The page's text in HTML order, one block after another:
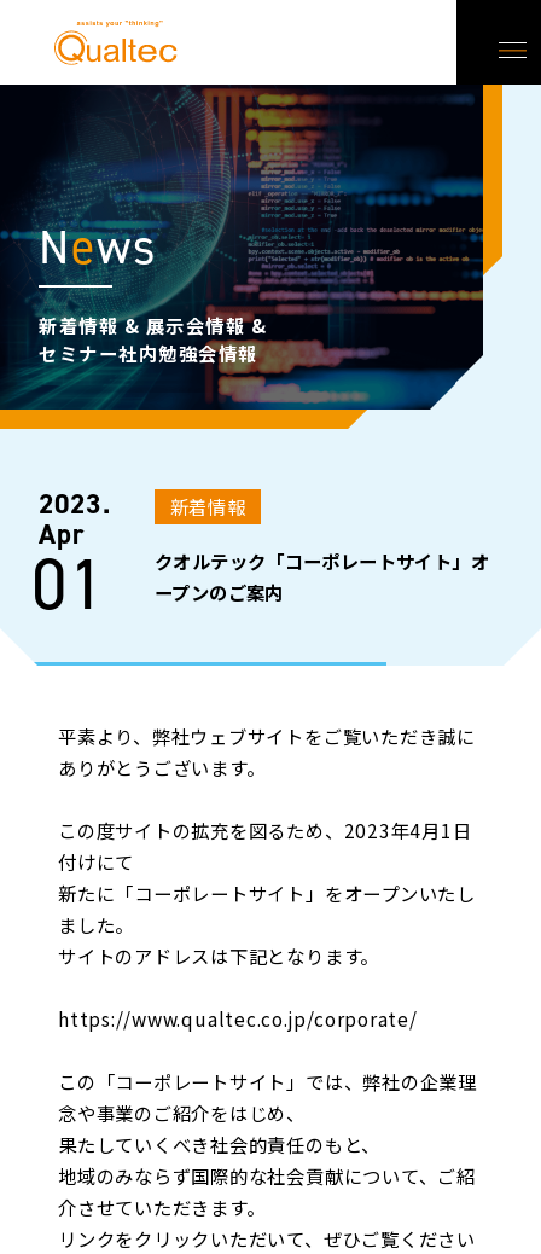
News
新着情報 & 展示会情報 &
セミナー社内勉強会情報
2023.
Apr
01
新着情報
クオルテック「コーポレートサイト」オ
ープンのご案内
平素より、弊社ウェブサイトをご覧いただき誠に
ありがとうございます。
この度サイトの拡充を図るため、2023年4月1日
付けにて
新たに「コーポレートサイト」をオープンいたし
ました。
サイトのアドレスは下記となります。
https://www.qualtec.co.jp/corporate/
この「コーポレートサイト」では、弊社の企業理
念や事業のご紹介をはじめ、
果たしていくべき社会的責任のもと、
地域のみならず国際的な社会貢献について、ご紹
介させていただきます。
リンクをクリックいただいて、ぜひご覧ください